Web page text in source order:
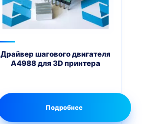
Драйвер шагового двигателя
А4988 для 3D принтера
Подробнее